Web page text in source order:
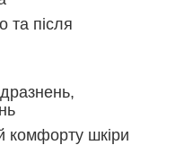
та після
комфорту шкіри